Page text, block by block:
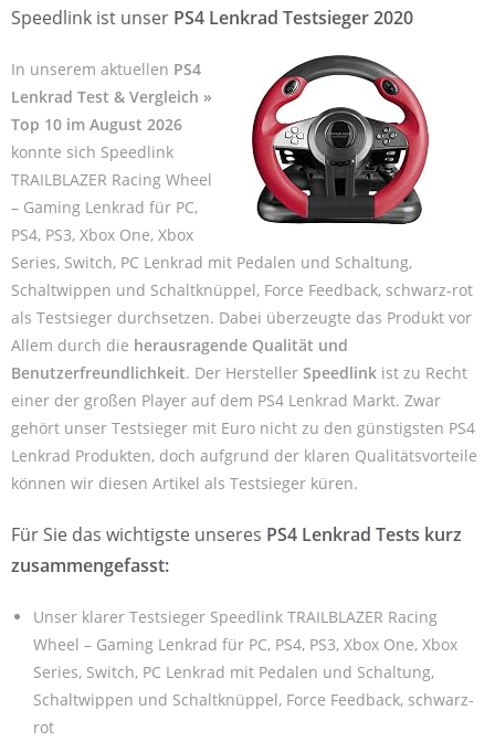
Speedlink ist unser PS4 Lenkrad Testsieger 2020
In unserem aktuellen PS4
Lenkrad Test & Vergleich »
Top 10 im August 2026
konnte sich Speedlink
TRAILBLAZER Racing Wheel
– Gaming Lenkrad für PC,
PS4, PS3, Xbox One, Xbox
Series, Switch, PC Lenkrad mit Pedalen und Schaltung,
Schaltwippen und Schaltknüppel, Force Feedback, schwarz-rot
als Testsieger durchsetzen. Dabei überzeugte das Produkt vor
Allem durch die herausragende Qualität und
Benutzerfreundlichkeit. Der Hersteller Speedlink ist zu Recht
einer der großen Player auf dem PS4 Lenkrad Markt. Zwar
gehört unser Testsieger mit Euro nicht zu den günstigsten PS4
Lenkrad Produkten, doch aufgrund der klaren Qualitätsvorteile
können wir diesen Artikel als Testsieger küren.
Für Sie das wichtigste unseres PS4 Lenkrad Tests kurz
zusammengefasst:
Unser klarer Testsieger Speedlink TRAILBLAZER Racing
Wheel – Gaming Lenkrad für PC, PS4, PS3, Xbox One, Xbox
Series, Switch, PC Lenkrad mit Pedalen und Schaltung,
Schaltwippen und Schaltknüppel, Force Feedback, schwarz-
rot